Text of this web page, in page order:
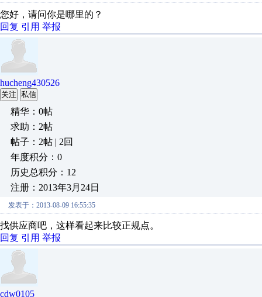
您好，请问你是哪里的？
回复 引用 举报
hucheng430526
关注 私信
精华：0帖
求助：2帖
帖子：2帖 | 2回
年度积分：0
历史总积分：12
注册：2013年3月24日
发表于：2013-08-09 16:55:35
找供应商吧，这样看起来比较正规点。
回复 引用 举报
cdw0105